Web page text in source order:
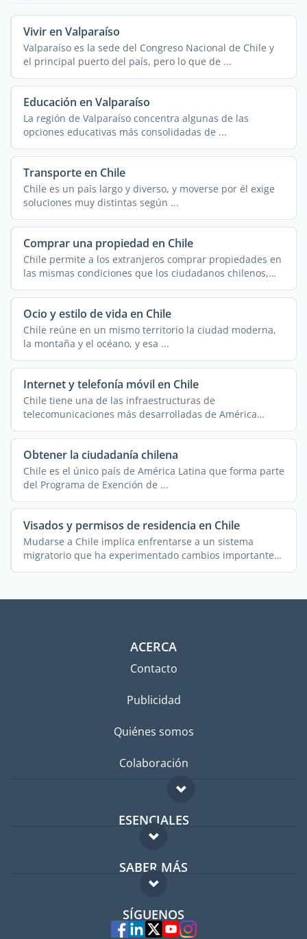
Vivir en Valparaíso
Valparaíso es la sede del Congreso Nacional de Chile y
el principal puerto del país, pero lo que de ...
Educación en Valparaíso
La región de Valparaíso concentra algunas de las
opciones educativas más consolidadas de ...
Transporte en Chile
Chile es un país largo y diverso, y moverse por él exige
soluciones muy distintas según ...
Comprar una propiedad en Chile
Chile permite a los extranjeros comprar propiedades en
las mismas condiciones que los ciudadanos chilenos,
sin ...
Ocio y estilo de vida en Chile
Chile reúne en un mismo territorio la ciudad moderna,
la montaña y el océano, y esa ...
Internet y telefonía móvil en Chile
Chile tiene una de las infraestructuras de
telecomunicaciones más desarrolladas de América
Latina, ...
Obtener la ciudadanía chilena
Chile es el único país de América Latina que forma parte
del Programa de Exención de ...
Visados y permisos de residencia en Chile
Mudarse a Chile implica enfrentarse a un sistema
migratorio que ha experimentado cambios importantes
en los ...
ACERCA
Contacto
Publicidad
Quiénes somos
Colaboración
ESENCIALES
Foro para expatriados
Guía para expatriados
Trabajos en el extranjero
SABER MÁS
FAQ
Expertos
SÍGUENOS